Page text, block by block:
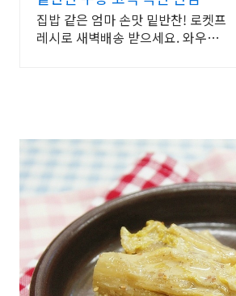
반찬
집밥 같은 엄마 손맛 밑반찬! 로켓프
레시로 새벽배송 받으세요. 와우회